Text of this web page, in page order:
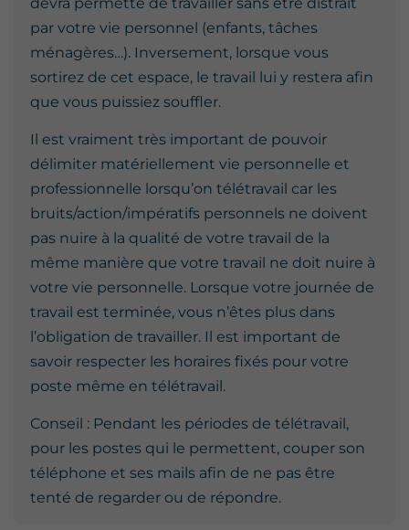
par votre vie personnel (enfants, tâches
ménagères…). Inversement, lorsque vous
sortirez de cet espace, le travail lui y restera afin
que vous puissiez souffler.
Il est vraiment très important de pouvoir
délimiter matériellement vie personnelle et
professionnelle lorsqu’on télétravail car les
bruits/action/impératifs personnels ne doivent
pas nuire à la qualité de votre travail de la
même manière que votre travail ne doit nuire à
votre vie personnelle. Lorsque votre journée de
travail est terminée, vous n’êtes plus dans
l’obligation de travailler. Il est important de
savoir respecter les horaires fixés pour votre
poste même en télétravail.
Conseil : Pendant les périodes de télétravail,
pour les postes qui le permettent, couper son
téléphone et ses mails afin de ne pas être
tenté de regarder ou de répondre.